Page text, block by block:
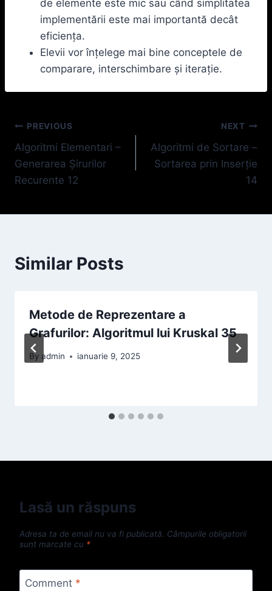
de elemente este mic sau când simplitatea
implementării este mai importantă decât
eficiența.
Elevii vor înțelege mai bine conceptele de
comparare, interschimbare și iterație.
Navigare
în
articole
PREVIOUS
Algoritmi Elementari –
Generarea Șirurilor
Recurente 12
NEXT
Algoritmi de Sortare –
Sortarea prin Inserție
14
Similar Posts
Metode de Reprezentare a
Grafurilor: Algoritmul lui Kruskal 35
By admin ianuarie 9, 2025
Lasă un răspuns
Adresa ta de email nu va fi publicată. Câmpurile obligatorii
sunt marcate cu *
Comment *